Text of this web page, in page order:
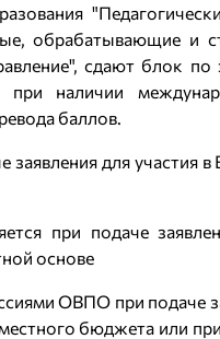
обрабатывающие и
сдают блок
наличии
баллов.
для участия
при подаче
основе
ОВПО при подаче
бюджета или